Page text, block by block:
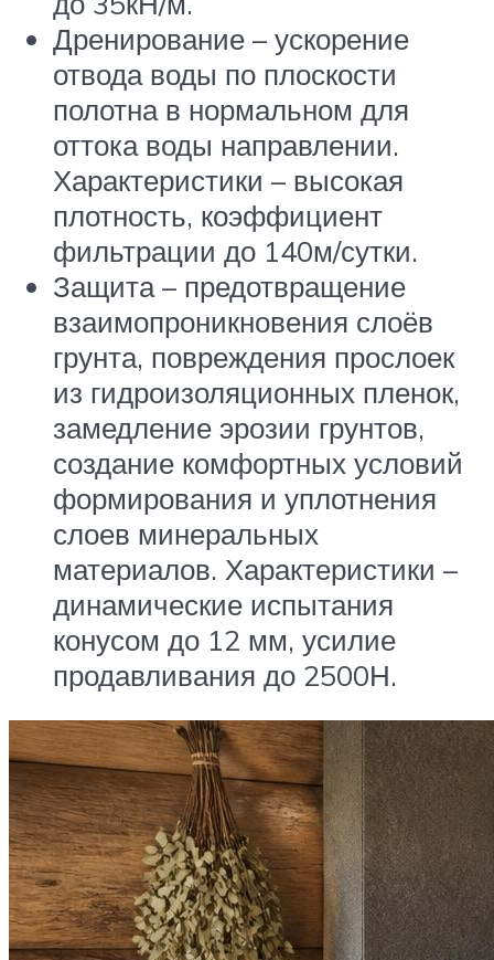
Дренирование – ускорение
отвода воды по плоскости
полотна в нормальном для
оттока воды направлении.
Характеристики – высокая
плотность, коэффициент
фильтрации до 140м/сутки.
Защита – предотвращение
взаимопроникновения слоёв
грунта, повреждения прослоек
из гидроизоляционных пленок,
замедление эрозии грунтов,
создание комфортных условий
формирования и уплотнения
слоев минеральных
материалов. Характеристики –
динамические испытания
конусом до 12 мм, усилие
продавливания до 2500Н.